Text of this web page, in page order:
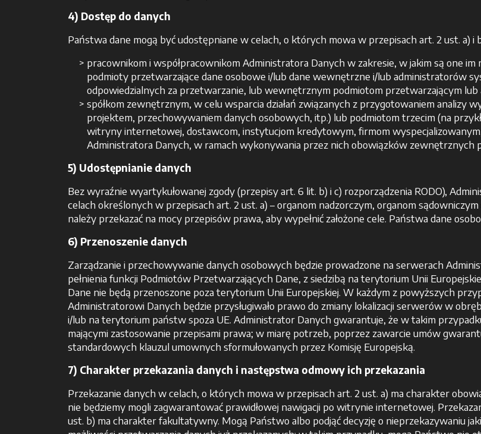
4) Dostęp do danych
Państwa dane mogą być udostępniane w celach, o których mowa w przepisach art. 2 ust. a) i
pracownikom i współpracownikom Administratora Danych w zakresie, w jakim są one
podmioty przetwarzające dane osobowe i/lub dane wewnętrzne i/lub administratorów
odpowiedzialnych za przetwarzanie, lub wewnętrznym podmiotom przetwarzającym
spółkom zewnętrznym, w celu wsparcia działań związanych z przygotowaniem analizy
projektem, przechowywaniem danych osobowych, itp.) lub podmiotom trzecim (na
witryny internetowej, dostawcom, instytucjom kredytowym, firmom wyspecjalizowanym,
Administratora Danych, w ramach wykonywania przez nich obowiązków zewnętrznych
5) Udostępnianie danych
Bez wyraźnie wyartykułowanej zgody (przepisy art. 6 lit. b) i c) rozporządzenia RODO),
celach określonych w przepisach art. 2 ust. a) – organom nadzorczym, organom
należy przekazać na mocy przepisów prawa, aby wypełnić założone cele. Państwa dane
6) Przenoszenie danych
Zarządzanie i przechowywanie danych osobowych będzie prowadzone na serwerach
pełnienia funkcji Podmiotów Przetwarzających Dane, z siedzibą na terytorium Unii
Dane nie będą przenoszone poza terytorium Unii Europejskiej. W każdym z powyższych
Administratorowi Danych będzie przysługiwało prawo do zmiany lokalizacji serwerów w
i/lub na terytorium państw spoza UE. Administrator Danych gwarantuje, że w takim
mającymi zastosowanie przepisami prawa; w miarę potrzeb, poprzez zawarcie umów
standardowych klauzul umownych sformułowanych przez Komisję Europejską.
7) Charakter przekazania danych i następstwa odmowy ich przekazania
Przekazanie danych w celach, o których mowa w przepisach art. 2 ust. a) ma charakter
nie będziemy mogli zagwarantować prawidłowej nawigacji po witrynie internetowej.
ust. b) ma charakter fakultatywny. Mogą Państwo albo podjąć decyzję o nieprzekazywaniu